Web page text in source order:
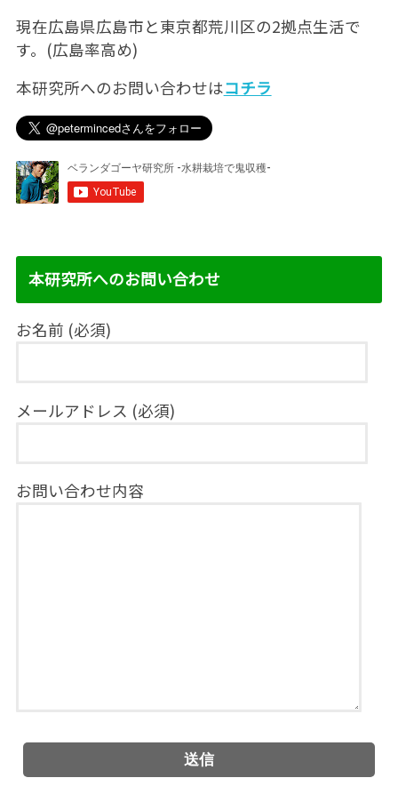
現在広島県広島市と東京都荒川区の2拠点生活で
す。(広島率高め)
本研究所へのお問い合わせはコチラ
本研究所へのお問い合わせ
お名前 (必須)
メールアドレス (必須)
お問い合わせ内容